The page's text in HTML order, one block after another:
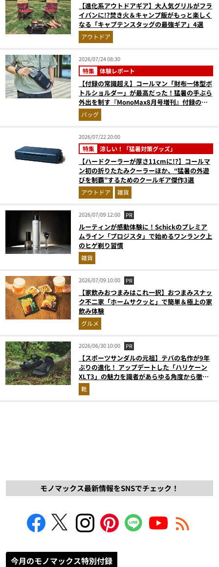
【進化系アウトドアギア】大人気グリルがフラ
イパンに!?焚き火＆キャンプ飯がもっと楽しく
なる「キャプテンスタッグの最強ギア」4選
アウトドア
2026/07/24 08:30
特集 体験レポート
【付録の常識超え】コールマン「財布一体型ボ
トルショルダー」が最高だった！猛暑の手ぶら
外出を制す『MonoMax8月号増刊』付録の実
力をスタイリストが徹底レポ
バッグ
2026/07/22 20:00
特集 涼しい！「猛暑対策グッズ」
【ハードクーラーが厚さ11cmに!?】コールマ
ン初の折りたたみクーラーほか、“猛暑の外遊
びを制覇”するためのクールギア傑作3選
アウトドア 雑貨
2026/07/09 12:00 PR
ルーティンが感動体験に！Schickのプレミア
ムライン「プロジスタ」で始めるワンランク上
のヒゲ剃り習慣
雑貨
2026/07/09 10:00 PR
【家飲みおつまみはこれ一択】おつまみスナッ
ク不二家「ホームサクッと」で簡単＆極上の家
飲み体験
グルメ
2026/06/30 10:00 PR
【スポーツサンダルの元祖】テバの名作が9年
ぶりの進化！ アップデートした「ハリケーン
XLT3」の魅力を識者があらゆる角度から徹底
解説！
靴
モノマックス最新情報をSNSでチェック！
今月のモノマックス特別付録